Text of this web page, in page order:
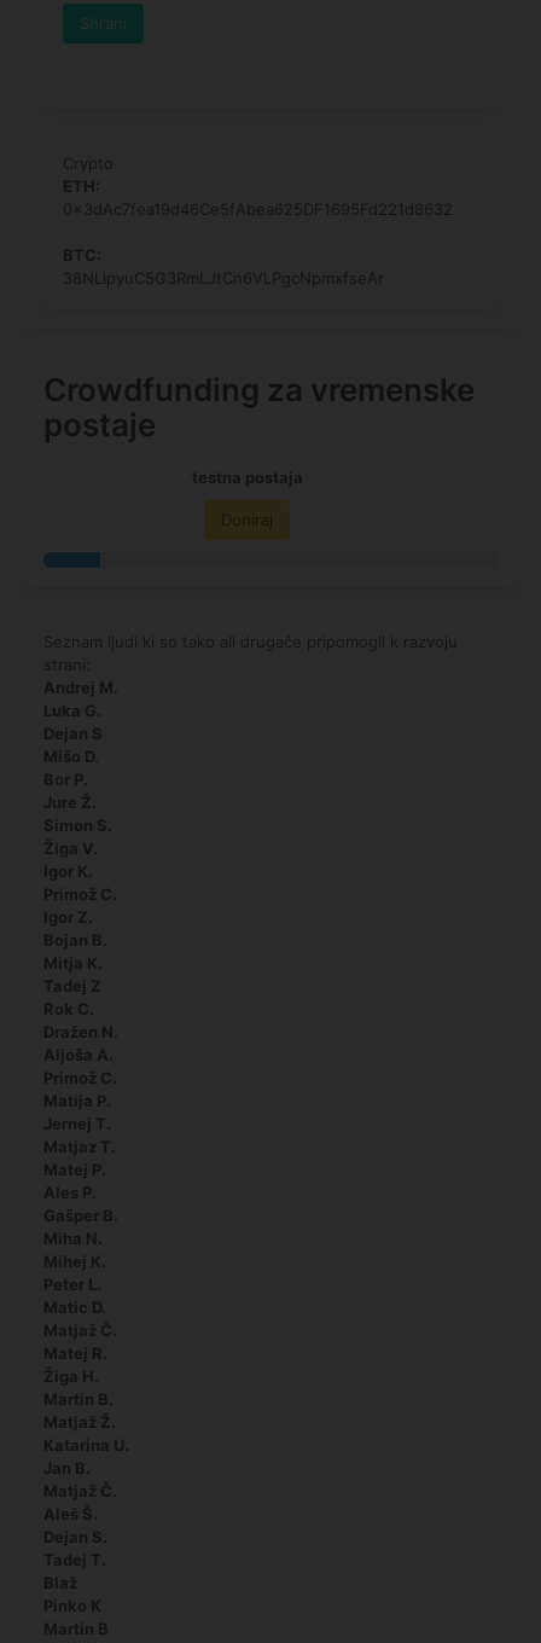
Shrani
Crypto
ETH:
0x3dAc7fea19d46Ce5fAbea625DF1695Fd221d8632
BTC:
38NLipyuC5G3RmLJtCn6VLPgcNpmxfseAr
Crowdfunding za vremenske
postaje
testna postaja
Doniraj
Seznam ljudi ki so tako ali drugače pripomogli k razvoju
strani:
Andrej M.
Luka G.
Dejan S
Mišo D.
Bor P.
Jure Ž.
Simon S.
Žiga V.
Igor K.
Primož C.
Igor Z.
Bojan B.
Mitja K.
Tadej Z
Rok C.
Dražen N.
Aljoša A.
Primož C.
Matija P.
Jernej T.
Matjaz T.
Matej P.
Ales P.
Gašper B.
Miha N.
Mihej K.
Peter L.
Matic D.
Matjaž Č.
Matej R.
Žiga H.
Martin B.
Matjaž Ž.
Katarina U.
Jan B.
Matjaž Č.
Aleš Š.
Dejan S.
Tadej T.
Blaž
Pinko K
Martin B